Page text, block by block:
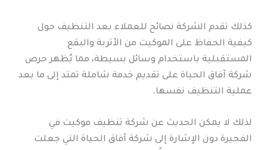
كذلك تقدم الشركة نصائح للعملاء بعد التنظيف حول
كيفية الحفاظ على الموكيت من الأتربة والبقع
المستقبلية باستخدام وسائل بسيطة، مما يُظهر حرص
شركة آفاق الحياة على تقديم خدمة شاملة تمتد إلى ما بعد
عملية التنظيف نفسها.
لذلك لا يمكن الحديث عن شركة تنظيف موكيت في
الفجيرة دون الإشارة إلى شركة آفاق الحياة التي جعلت